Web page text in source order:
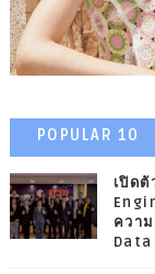
POPULAR 10
เปิด
ควา